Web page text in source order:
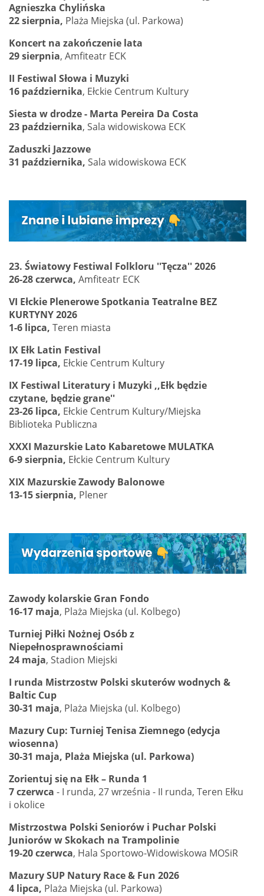
Agnieszka Chylińska
22 sierpnia, Plaża Miejska (ul. Parkowa)
Koncert na zakończenie lata
29 sierpnia, Amfiteatr ECK
II Festiwal Słowa i Muzyki
16 października, Ełckie Centrum Kultury
Siesta w drodze - Marta Pereira Da Costa
23 października, Sala widowiskowa ECK
Zaduszki Jazzowe
31 października, Sala widowiskowa ECK
23. Światowy Festiwal Folkloru ''Tęcza'' 2026
26-28 czerwca, Amfiteatr ECK
VI Ełckie Plenerowe Spotkania Teatralne BEZ
KURTYNY 2026
1-6 lipca, Teren miasta
IX Ełk Latin Festival
17-19 lipca, Ełckie Centrum Kultury
IX Festiwal Literatury i Muzyki ,,Ełk będzie
czytane, będzie grane''
23-26 lipca, Ełckie Centrum Kultury/Miejska
Biblioteka Publiczna
XXXI Mazurskie Lato Kabaretowe MULATKA
6-9 sierpnia, Ełckie Centrum Kultury
XIX Mazurskie Zawody Balonowe
13-15 sierpnia, Plener
Zawody kolarskie Gran Fondo
16-17 maja, Plaża Miejska (ul. Kolbego)
Turniej Piłki Nożnej Osób z
Niepełnosprawnościami
24 maja, Stadion Miejski
I runda Mistrzostw Polski skuterów wodnych &
Baltic Cup
30-31 maja, Plaża Miejska (ul. Kolbego)
Mazury Cup: Turniej Tenisa Ziemnego (edycja
wiosenna)
30-31 maja, Plaża Miejska (ul. Parkowa)
Zorientuj się na Ełk – Runda 1
7 czerwca - I runda, 27 września - II runda, Teren Ełku
i okolice
Mistrzostwa Polski Seniorów i Puchar Polski
Juniorów w Skokach na Trampolinie
19-20 czerwca, Hala Sportowo-Widowiskowa MOSiR
Mazury SUP Natury Race & Fun 2026
4 lipca, Plaża Miejska (ul. Parkowa)